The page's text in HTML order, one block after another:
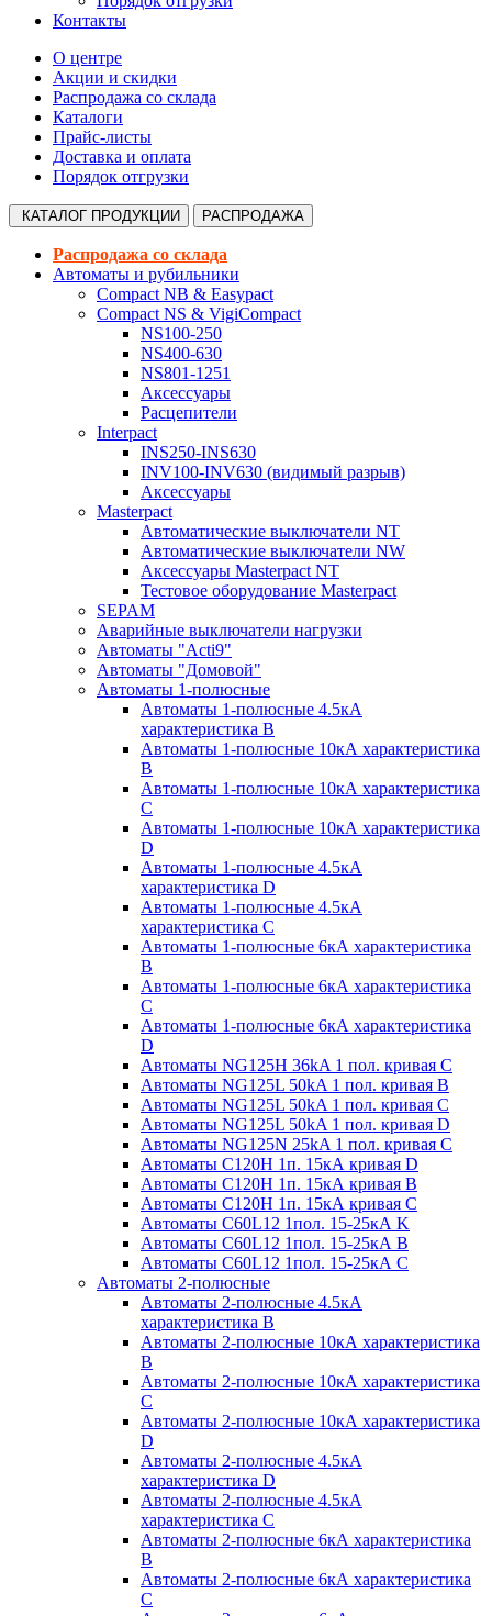
Контакты
О центре
Акции и скидки
Распродажа со склада
Каталоги
Прайс-листы
Доставка и оплата
Порядок отгрузки
КАТАЛОГ ПРОДУКЦИИ РАСПРОДАЖА
Распродажа со склада
Автоматы и рубильники
Compact NB & Easypact
Compact NS & VigiCompact
NS100-250
NS400-630
NS801-1251
Аксессуары
Расцепители
Interpact
INS250-INS630
INV100-INV630 (видимый разрыв)
Аксессуары
Masterpact
Автоматические выключатели NT
Автоматические выключатели NW
Аксессуары Masterpact NT
Тестовое оборудование Masterpact
SEPAM
Аварийные выключатели нагрузки
Автоматы "Acti9"
Автоматы "Домовой"
Автоматы 1-полюсные
Автоматы 1-полюсные 4.5кА
характеристика В
Автоматы 1-полюсные 10кА характеристика
B
Автоматы 1-полюсные 10кА характеристика
C
Автоматы 1-полюсные 10кА характеристика
D
Автоматы 1-полюсные 4.5кА
характеристика D
Автоматы 1-полюсные 4.5кА
характеристика С
Автоматы 1-полюсные 6кА характеристика
B
Автоматы 1-полюсные 6кА характеристика
C
Автоматы 1-полюсные 6кА характеристика
D
Автоматы NG125H 36kA 1 пол. кривая C
Автоматы NG125L 50kA 1 пол. кривая B
Автоматы NG125L 50kA 1 пол. кривая C
Автоматы NG125L 50kA 1 пол. кривая D
Автоматы NG125N 25kA 1 пол. кривая C
Автоматы С120H 1п. 15кА кривая D
Автоматы С120H 1п. 15кА кривая В
Автоматы С120H 1п. 15кА кривая С
Автоматы С60L12 1пол. 15-25кА K
Автоматы С60L12 1пол. 15-25кА В
Автоматы С60L12 1пол. 15-25кА С
Автоматы 2-полюсные
Автоматы 2-полюсные 4.5кА
характеристика В
Автоматы 2-полюсные 10кА характеристика
B
Автоматы 2-полюсные 10кА характеристика
C
Автоматы 2-полюсные 10кА характеристика
D
Автоматы 2-полюсные 4.5кА
характеристика D
Автоматы 2-полюсные 4.5кА
характеристика С
Автоматы 2-полюсные 6кА характеристика
B
Автоматы 2-полюсные 6кА характеристика
C